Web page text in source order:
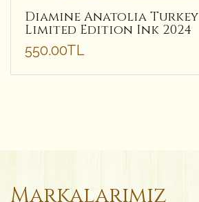
Diamine Anatolia Turkey
Limited Edition Ink 2024
550.00TL
Markalarımız